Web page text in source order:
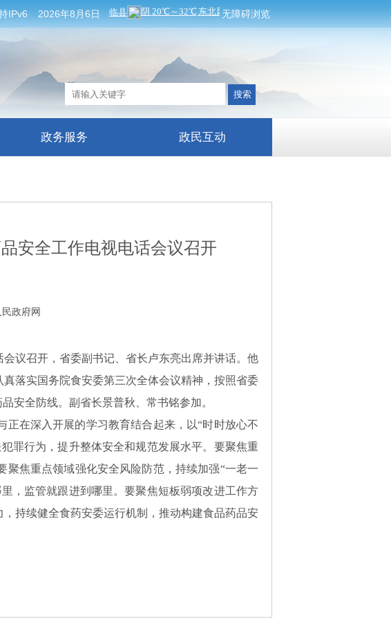
无障碍浏览
2026年8月6日
IPv6
政务服务 政民互动
安全工作电视电话会议召开
政府网
议召开，省委副书记、省长卢东亮出席并讲话。他
落实国务院食安委第三次全体会议精神，按照省委
安全防线。副省长景普秋、常书铭参加。
在深入开展的学习教育结合起来，以“时时放心不
罪行为，提升整体安全和规范发展水平。要聚焦重
焦重点领域强化安全风险防范，持续加强“一老一
，监管就跟进到哪里。要聚焦短板弱项改进工作方
持续健全食药安委运行机制，推动构建食品药品安